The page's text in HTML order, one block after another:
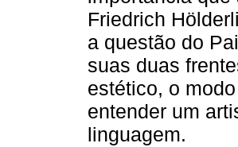
Friedrich
a questão do
suas duas
estético, o
entender um
linguagem.